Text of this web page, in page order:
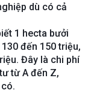
dù có cả
1 hecta bưởi
đến 150 triệu,
Đây là chi phí
từ A đến Z,